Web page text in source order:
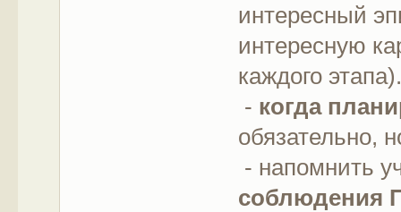
интересный
интересную
каждого
- когда
обязательно,
- напомнить
соблюдения